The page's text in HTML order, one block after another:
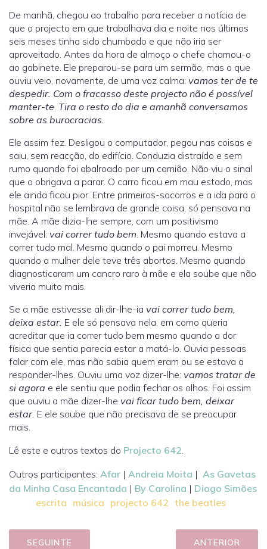
De manhã, chegou ao trabalho para receber a notícia de
que o projecto em que trabalhava dia e noite nos últimos
seis meses tinha sido chumbado e que não iria ser
aproveitado. Antes da hora de almoço o chefe chamou-o
ao gabinete. Ele preparou-se para um sermão, mas o que
ouviu veio, novamente, de uma voz calma: vamos ter de te
despedir. Com o fracasso deste projecto não é possível
manter-te. Tira o resto do dia e amanhã conversamos
sobre as burocracias.
Ele assim fez. Desligou o computador, pegou nas coisas e
saiu, sem reacção, do edifício. Conduzia distraído e sem
rumo quando foi abalroado por um camião. Não viu o sinal
que o obrigava a parar. O carro ficou em mau estado, mas
ele ainda ficou pior. Entre primeiros-socorros e a ida para o
hospital não se lembrava de grande coisa, só pensava na
mãe. A mãe dizia-lhe sempre, com um positivismo
invejável: vai correr tudo bem. Mesmo quando estava a
correr tudo mal. Mesmo quando o pai morreu. Mesmo
quando a mulher dele teve três abortos. Mesmo quando
diagnosticaram um cancro raro à mãe e ela soube que não
viveria muito mais.
Se a mãe estivesse ali dir-lhe-ia vai correr tudo bem,
deixa estar. E ele só pensava nela, em como queria
acreditar que ia correr tudo bem mesmo quando a dor
física que sentia parecia estar a matá-lo. Ouvia pessoas
falar com ele, mas não sabia quem eram ou se estava a
responder-lhes. Ouviu uma voz dizer-lhe: vamos tratar de
si agora e ele sentiu que podia fechar os olhos. Foi assim
que ouviu a mãe dizer-lhe vai ficar tudo bem, deixar
estar. E ele soube que não precisava de se preocupar
mais.
Lê este e outros textos do Projecto 642.
Outros participantes: Afar | Andreia Moita | As Gavetas
da Minha Casa Encantada | By Carolina | Diogo Simões
escrita música projecto 642 the beatles
SEGUINTE ANTERIOR